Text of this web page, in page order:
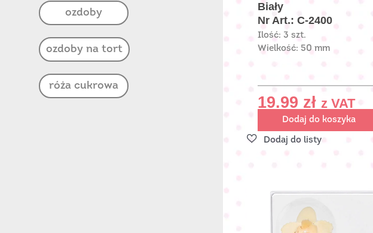
ozdoby
ozdoby na tort
róża cukrowa
Biały
Nr Art.: C-2400
Ilość: 3 szt.
Wielkość: 50 mm
19.99 zł z VAT
Dodaj do koszyka